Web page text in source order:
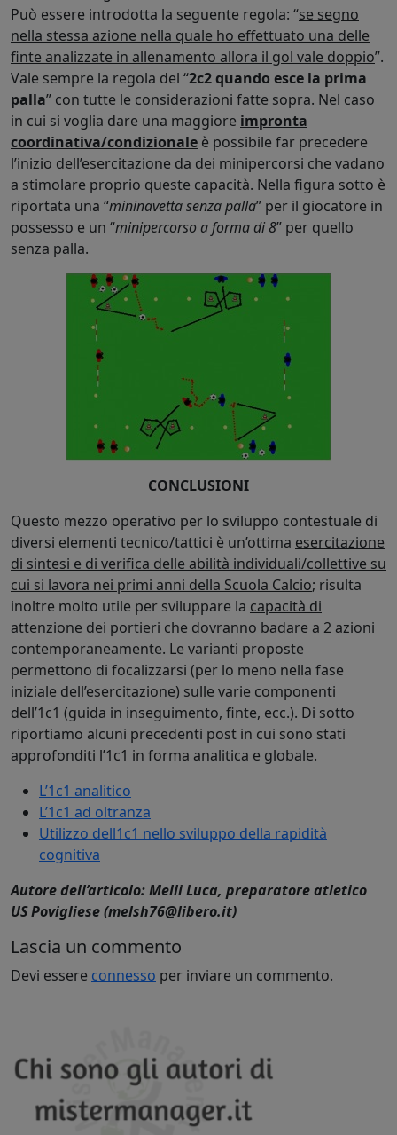
Può essere introdotta la seguente regola: “se segno
nella stessa azione nella quale ho effettuato una delle
finte analizzate in allenamento allora il gol vale doppio”.
Vale sempre la regola del “2c2 quando esce la prima
palla” con tutte le considerazioni fatte sopra. Nel caso
in cui si voglia dare una maggiore impronta
coordinativa/condizionale è possibile far precedere
l’inizio dell’esercitazione da dei minipercorsi che vadano
a stimolare proprio queste capacità. Nella figura sotto è
riportata una “mininavetta senza palla” per il giocatore in
possesso e un “minipercorso a forma di 8” per quello
senza palla.
CONCLUSIONI
Questo mezzo operativo per lo sviluppo contestuale di
diversi elementi tecnico/tattici è un’ottima esercitazione
di sintesi e di verifica delle abilità individuali/collettive su
cui si lavora nei primi anni della Scuola Calcio; risulta
inoltre molto utile per sviluppare la capacità di
attenzione dei portieri che dovranno badare a 2 azioni
contemporaneamente. Le varianti proposte
permettono di focalizzarsi (per lo meno nella fase
iniziale dell’esercitazione) sulle varie componenti
dell’1c1 (guida in inseguimento, finte, ecc.). Di sotto
riportiamo alcuni precedenti post in cui sono stati
approfonditi l’1c1 in forma analitica e globale.
L’1c1 analitico
L’1c1 ad oltranza
Utilizzo dell1c1 nello sviluppo della rapidità
cognitiva
Autore dell’articolo: Melli Luca, preparatore atletico
US Povigliese (melsh76@libero.it)
Lascia un commento
Devi essere connesso per inviare un commento.